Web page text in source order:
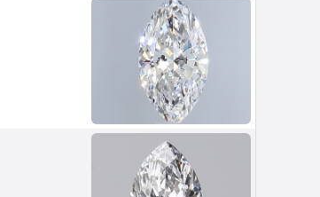
Van Amstel Stedelijk
excl. BTW